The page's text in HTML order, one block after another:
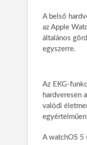
A belső
az Apple
általános
egyszerre.
Az EKG-
hardveresen
valódi
A watchOS 5